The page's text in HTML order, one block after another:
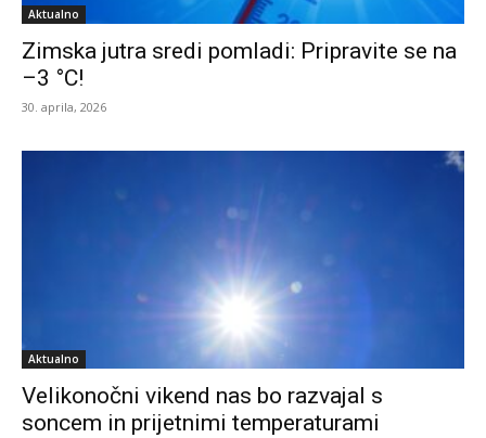
Aktualno
Zimska jutra sredi pomladi: Pripravite se na
–3 °C!
30. aprila, 2026
Aktualno
Velikonočni vikend nas bo razvajal s
soncem in prijetnimi temperaturami